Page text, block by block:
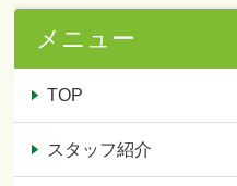
メニュー
TOP
スタッフ紹介